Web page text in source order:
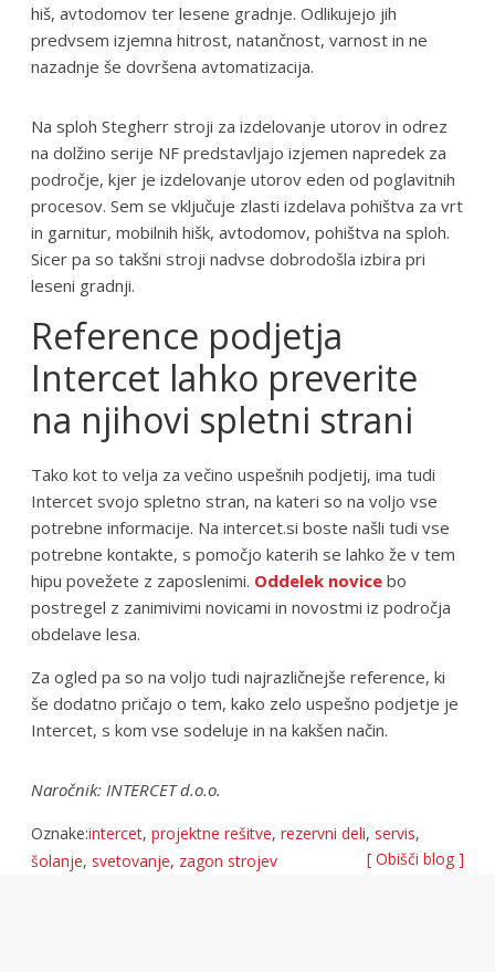
hiš, avtodomov ter lesene gradnje. Odlikujejo jih
predvsem izjemna hitrost, natančnost, varnost in ne
nazadnje še dovršena avtomatizacija.
Na sploh Stegherr stroji za izdelovanje utorov in odrez
na dolžino serije NF predstavljajo izjemen napredek za
področje, kjer je izdelovanje utorov eden od poglavitnih
procesov. Sem se vključuje zlasti izdelava pohištva za vrt
in garnitur, mobilnih hišk, avtodomov, pohištva na sploh.
Sicer pa so takšni stroji nadvse dobrodošla izbira pri
leseni gradnji.
Reference podjetja
Intercet lahko preverite
na njihovi spletni strani
Tako kot to velja za večino uspešnih podjetij, ima tudi
Intercet svojo spletno stran, na kateri so na voljo vse
potrebne informacije. Na intercet.si boste našli tudi vse
potrebne kontakte, s pomočjo katerih se lahko že v tem
hipu povežete z zaposlenimi. Oddelek novice bo
postregel z zanimivimi novicami in novostmi iz področja
obdelave lesa.
Za ogled pa so na voljo tudi najrazličnejše reference, ki
še dodatno pričajo o tem, kako zelo uspešno podjetje je
Intercet, s kom vse sodeluje in na kakšen način.
Naročnik: INTERCET d.o.o.
Oznake:intercet,projektne rešitve,rezervni deli, servis,
šolanje, svetovanje, zagon strojev [ Obišči blog ]